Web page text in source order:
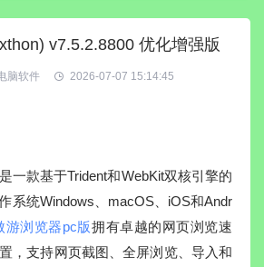
v7.5.2.8800 优化增强版
脑软件
2026-07-07 15:14:45
是一款基于Trident和WebKit双核引擎的
系统Windows、macOS、iOS和Andr
游浏览器pc版拥有卓越的网页浏览速
，支持网页截图、全屏浏览、导入和